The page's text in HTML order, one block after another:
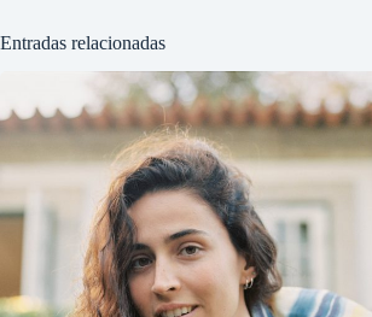
Entradas relacionadas